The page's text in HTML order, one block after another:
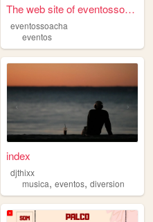
The web site of eventossoacha
eventossoacha
eventos
index
djthixx
musica,eventos,diversion